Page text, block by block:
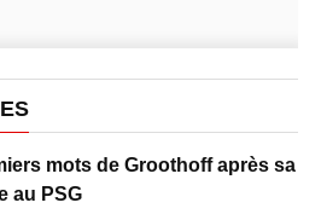
mots de Groothoff après sa
au PSG